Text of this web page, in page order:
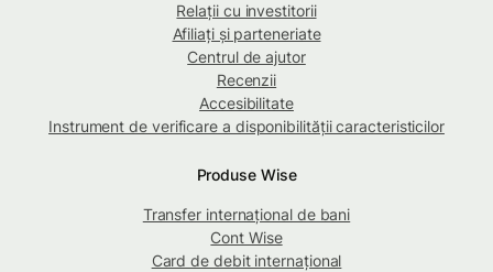
Relații cu investitorii
Afiliați și parteneriate
Centrul de ajutor
Recenzii
Accesibilitate
Instrument de verificare a disponibilității caracteristicilor
Produse Wise
Transfer internațional de bani
Cont Wise
Card de debit internațional